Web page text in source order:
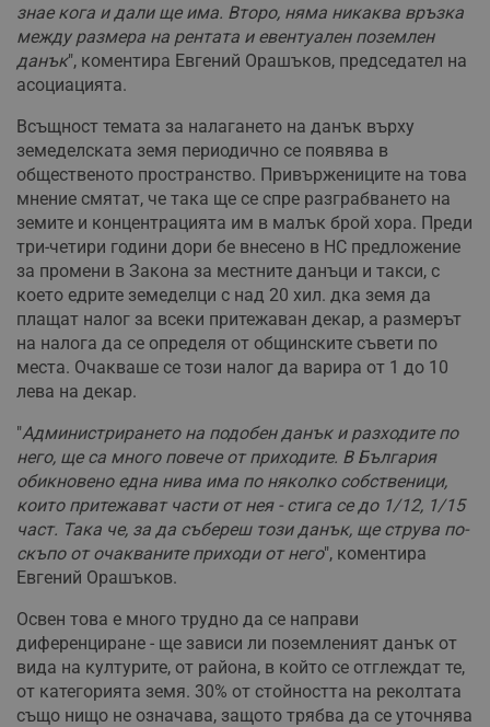
знае кога и дали ще има. Второ, няма никаква връзка
между размера на рентата и евентуален поземлен
данък", коментира Евгений Орашъков, председател на
асоциацията.
Всъщност темата за налагането на данък върху
земеделската земя периодично се появява в
общественото пространство. Привържениците на това
мнение смятат, че така ще се спре разграбването на
земите и концентрацията им в малък брой хора. Преди
три-четири години дори бе внесено в НС предложение
за промени в Закона за местните данъци и такси, с
което едрите земеделци с над 20 хил. дка земя да
плащат налог за всеки притежаван декар, а размерът
на налога да се определя от общинските съвети по
места. Очакваше се този налог да варира от 1 до 10
лева на декар.
"Администрирането на подобен данък и разходите по
него, ще са много повече от приходите. В България
обикновено една нива има по няколко собственици,
които притежават части от нея - стига се до 1/12, 1/15
част. Така че, за да събереш този данък, ще струва по-
скъпо от очакваните приходи от него", коментира
Евгений Орашъков.
Освен това е много трудно да се направи
диференциране - ще зависи ли поземленият данък от
вида на културите, от района, в който се отглеждат те,
от категорията земя. 30% от стойността на реколтата
също нищо не означава, защото трябва да се уточнява